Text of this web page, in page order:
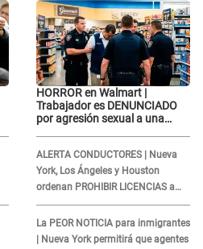
HORROR en Walmart |
Trabajador es DENUNCIADO
por agresión sexual a una
ALERTA CONDUCTORES | Nueva
York, Los Ángeles y Houston
ordenan PROHIBIR LICENCIAS a
quienes no presenten ESTE
DOCUMENTO
La PEOR NOTICIA para inmigrantes
| Nueva York permitirá que agentes